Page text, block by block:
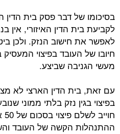
בסיכומו של דבר פסק בית הדין
לקביעת בית הדין האיזורי, אין
לאפשר את חישוב הנזק. ולכן
חיובו של העובד בפיצוי המעסיק
מעשי הגניבה שביצע.
עם זאת, בית הדין הארצי לא
בפיצוי בגין נזק בלתי ממוני
ההתנהלות הקשה של העובד